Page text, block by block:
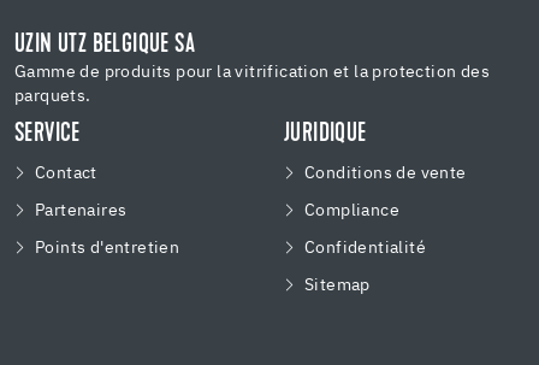
UZIN UTZ BELGIQUE SA
Gamme de produits pour la vitrification et la protection des
parquets.
SERVICE
Contact
Partenaires
Points d'entretien
JURIDIQUE
Conditions de vente
Compliance
Confidentialité
Sitemap